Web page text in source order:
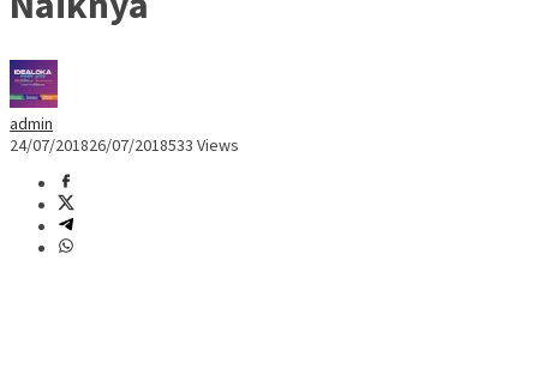
admin
24/07/201826/07/2018533 Views